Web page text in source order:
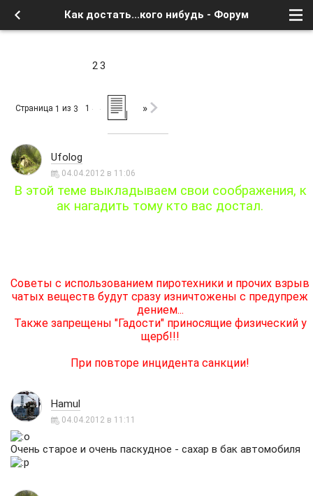
Как достать...кого нибудь - Форум
Страница 1 из 3 1
23
»
Ufolog
04.04.2012 в 11:06
В этой теме выкладываем свои соображения, к
ак нагадить тому кто вас достал.
Советы с использованием пиротехники и прочих взрыв
чатых веществ будут сразу изничтожены с предупреж
дением...
Также запрещены "Гадости" приносящие физический у
щерб!!!
При повторе инцидента санкции!
Hamul
04.04.2012 в 11:11
Очень старое и очень паскудное - сахар в бак автомобиля